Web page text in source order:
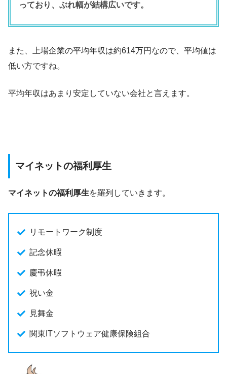
っており、ぶれ幅が結構広いです。
また、上場企業の平均年収は約614万円なので、平均値は
低い方ですね。
平均年収はあまり安定していない会社と言えます。
マイネットの福利厚生
マイネットの福利厚生を羅列していきます。
リモートワーク制度
記念休暇
慶弔休暇
祝い金
見舞金
関東ITソフトウェア健康保険組合